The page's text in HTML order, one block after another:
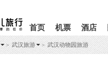
首页 机票 酒店
> 武汉旅游 > 武汉动物园旅游